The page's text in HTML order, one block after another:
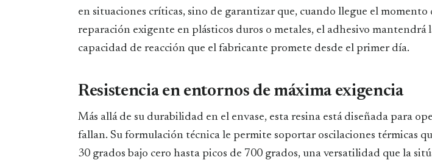
en situaciones críticas, sino de garantizar que, cuando llegue el momento
reparación exigente en plásticos duros o metales, el adhesivo mantendrá
capacidad de reacción que el fabricante promete desde el primer día.
Resistencia en entornos de máxima exigencia
Más allá de su durabilidad en el envase, esta resina está diseñada para
fallan. Su formulación técnica le permite soportar oscilaciones térmicas
30 grados bajo cero hasta picos de 700 grados, una versatilidad que la